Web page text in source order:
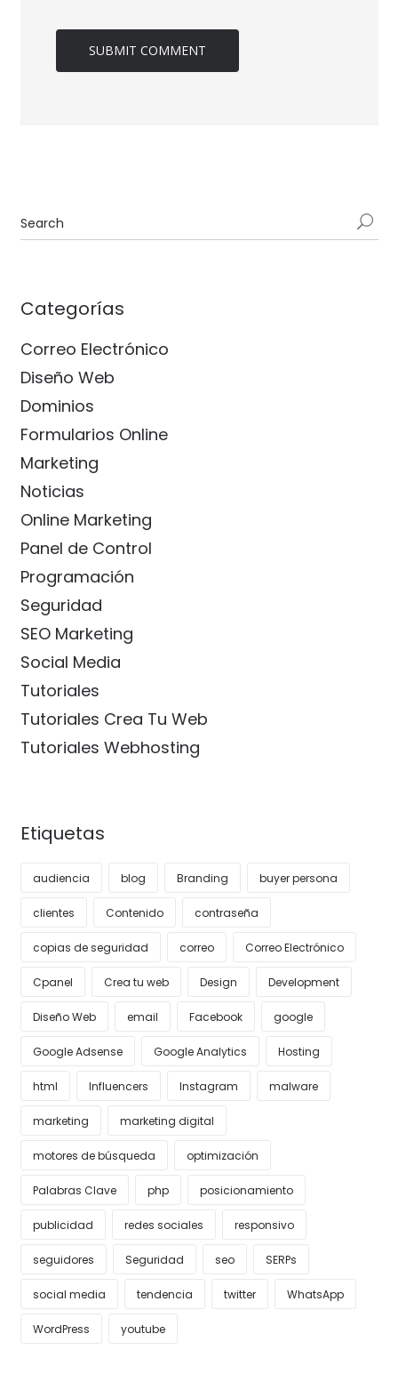
Categorías
Correo Electrónico
Diseño Web
Dominios
Formularios Online
Marketing
Noticias
Online Marketing
Panel de Control
Programación
Seguridad
SEO Marketing
Social Media
Tutoriales
Tutoriales Crea Tu Web
Tutoriales Webhosting
Etiquetas
audiencia blog Branding buyer persona
clientes Contenido contraseña
copias de seguridad correo Correo Electrónico
Cpanel Crea tu web Design Development
Diseño Web email Facebook google
Google Adsense Google Analytics Hosting
html Influencers Instagram malware
marketing marketing digital
motores de búsqueda optimización
Palabras Clave php posicionamiento
publicidad redes sociales responsivo
seguidores Seguridad seo SERPs
social media tendencia twitter WhatsApp
WordPress youtube